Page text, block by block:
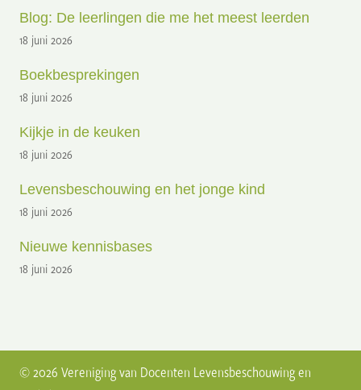
Blog: De leerlingen die me het meest leerden
18 juni 2026
Boekbesprekingen
18 juni 2026
Kijkje in de keuken
18 juni 2026
Levensbeschouwing en het jonge kind
18 juni 2026
Nieuwe kennisbases
18 juni 2026
© 2026 Vereniging van Docenten Levensbeschouwing en